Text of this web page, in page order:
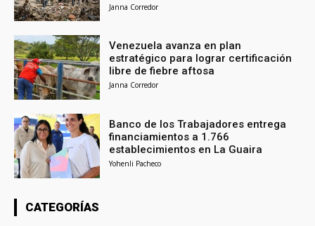
Janna Corredor
Venezuela avanza en plan
estratégico para lograr certificación
libre de fiebre aftosa
Janna Corredor
Banco de los Trabajadores entrega
financiamientos a 1.766
establecimientos en La Guaira
Yohenli Pacheco
CATEGORÍAS